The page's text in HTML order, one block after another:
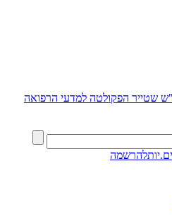
שטייר הפקולטה למדעי הרפואה
להרשמה